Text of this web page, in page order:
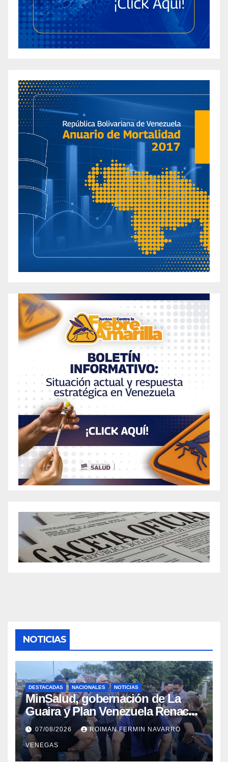
NOTICIAS
DESTACADAS NACIONALES NOTICIAS
MinSalud, gobernación de La
Guaira y Plan Venezuela Renace
iniciaron la rehabilitación integral
del Centro Psicofamiliar El Niño y
el Mar
07/08/2026 ROIMAN FERMIN NAVARRO
VENEGAS